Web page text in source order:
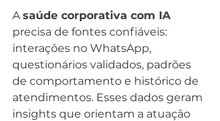
A saúde corporativa com IA
precisa de fontes confiáveis:
interações no WhatsApp,
questionários validados, padrões
de comportamento e histórico de
atendimentos. Esses dados geram
insights que orientam a atuação